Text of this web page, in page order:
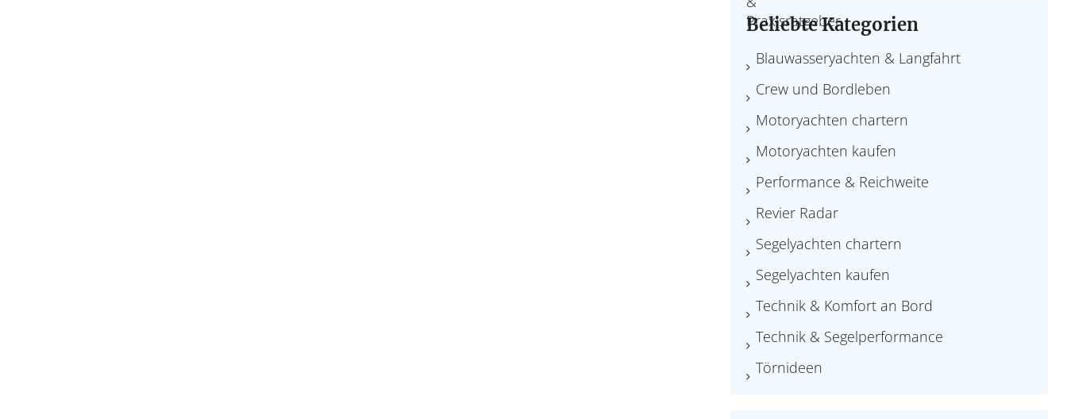
Beliebte Kategorien
Blauwasseryachten & Langfahrt
Crew und Bordleben
Motoryachten chartern
Motoryachten kaufen
Performance & Reichweite
Revier Radar
Segelyachten chartern
Segelyachten kaufen
Technik & Komfort an Bord
Technik & Segelperformance
Törnideen